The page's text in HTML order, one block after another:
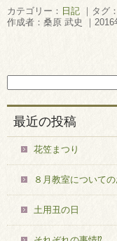
カテゴリー： 日記 ｜タグ：
作成者：桑原 武史 ｜2016
最近の投稿
花笠まつり
８月教室について
土用丑の日